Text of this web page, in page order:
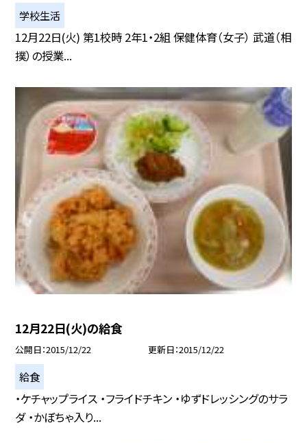
学校生活
12月22日(火) 第1校時 2年1・2組 保健体育（女子） 武道（相
撲）の授業...
12月22日(火)の給食
公開日 2015/12/22 更新日 2015/12/22
給食
・ケチャップライス ・フライドチキン ・ゆずドレッシングのサラ
ダ ・かぼちゃ入り...